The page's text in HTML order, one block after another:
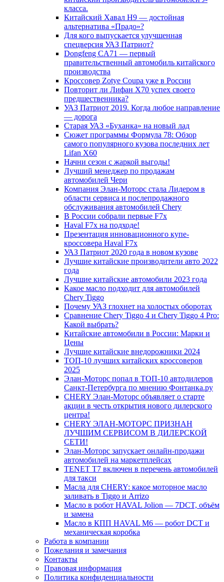
класса.
Китайский Хавал H9 — достойная
альтернатива «Прадо»?
Для кого выпускается улучшенная
спецверсия УАЗ Патриот?
Dongfeng CA71 — первый
правительственный автомобиль китайского
производства
Кроссовер Zotye Coupa уже в России
Повторит ли Лифан Х70 успех своего
предшественника?
УАЗ Патриот 2019. Когда любое направление
— дорога
Старая УАЗ «Буханка» на новый лад
Сюжет программы Формула 78: Обзор
самого популярного кузова последних лет
Lifan X60
Начни сезон с жаркой выгоды!
Лучший менеджер по продажам
автомобилей Чери
Компания Элан-Моторс стала Лидером в
области сервиса и послепродажного
обслуживания автомобилей Chery
В России собрали первые F7x
Haval F7x на подходе!
Презентация инновационного купе-
кроссовера Haval F7x
УАЗ Патриот 2020 года в новом кузове
Лучшие китайские производители авто 2022
года
Лучшие китайские автомобили 2023 года
Какое масло подходит для автомобилей
Chery Tiggo
Почему УАЗ глохнет на холостых оборотах
Сравнение Chery Tiggo 4 и Chery Tiggo 4 Pro:
Какой выбрать?
Китайские автомобили в России: Марки и
Цены
Лучшие китайские внедорожники 2024
ТОП-10 лучших китайских кроссоверов
2025
Элан-Моторс попал в ТОП-10 автодилеров
Санкт-Петербурга по мнению Фонтанка.ру
CHERY Элан-Моторс объявляет о старте
акции в честь открытия нового дилерского
центра!
CHERY ЭЛАН-МОТОРС ПРИЗНАН
ЛУЧШИМ СЕРВИСОМ В ДИЛЕРСКОЙ
СЕТИ!
Элан-Моторс запускает онлайн-продажи
автомобилей на маркетплейсах
TENET T7 включен в перечень автомобилей
для такси
Масла для CHERY: какое моторное масло
заливать в Tiggo и Arrizo
Масло в робот HAVAL Jolion — 7DCT, объём
и замена
Масло в КПП HAVAL M6 — робот DCT и
механическая коробка
Работа в компании
Пожелания и замечания
Контакты
Правовая информация
Политика конфиденциальности